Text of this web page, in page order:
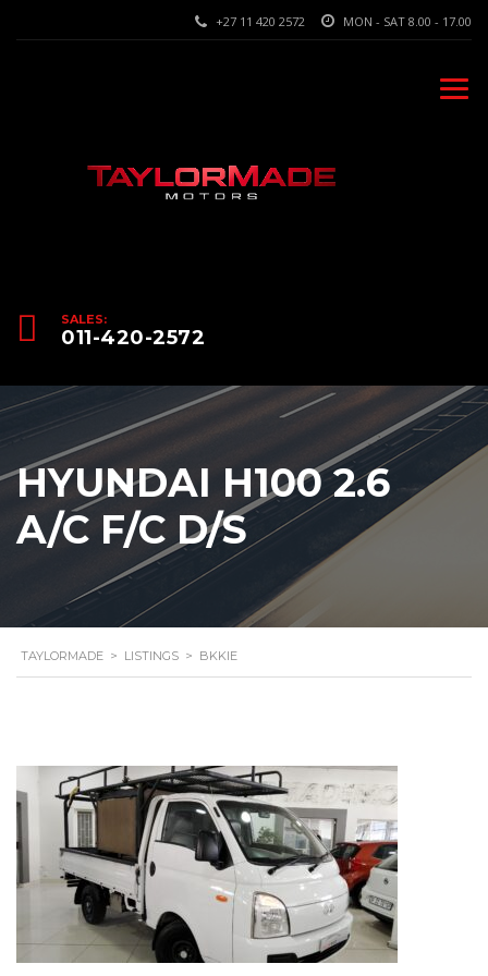
MON - SAT 8.00 - 17.00
+27 11 420 2572
SALES:
011-420-2572
HYUNDAI H100 2.6
A/C F/C D/S
TAYLORMADE > LISTINGS > BKKIE